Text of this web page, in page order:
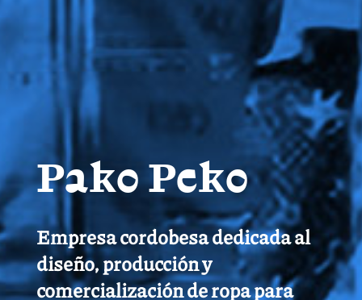
Pako Peko
Empresa cordobesa dedicada al
diseño, producción y
comercialización de ropa para